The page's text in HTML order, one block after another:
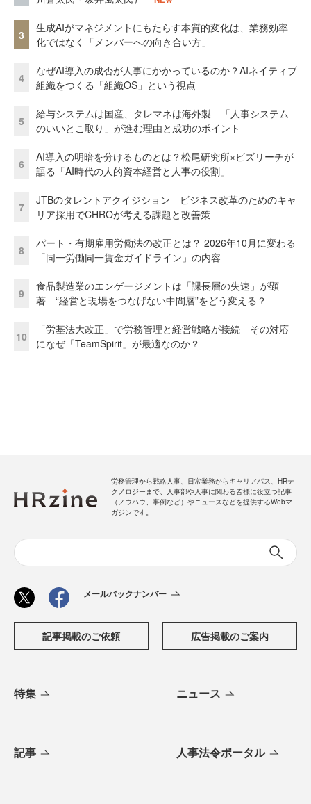
3
生成AIがマネジメントにもたらす本質的変化は、業務効率
化ではなく「メンバーへの向き合い方」
4
なぜAI導入の成否が人事にかかっているのか？AIネイティブ
組織をつくる「組織OS」という視点
5
給与システムは国産、タレマネは海外製 「人事システム
のいいとこ取り」が進む理由と成功のポイント
6
AI導入の明暗を分けるものとは？松尾研究所×ビズリーチが
語る「AI時代の人的資本経営と人事の役割」
7
JTBのタレントアクイジション ビジネス改革のためのキャ
リア採用でCHROが考える課題と改善策
8
パート・有期雇用労働法の改正とは？ 2026年10月に変わる
「同一労働同一賃金ガイドライン」の内容
9
食品製造業のエンゲージメントは「課長層の失速」が顕
著 “経営と現場をつなげない中間層”をどう変える？
10
「労基法大改正」で労務管理と経営戦略が接続 その対応
になぜ「TeamSpirit」が最適なのか？
労務管理から戦略人事、日常業務からキャリアパス、HRテ
クノロジーまで、人事部や人事に関わる皆様に役立つ記事
（ノウハウ、事例など）やニュースなどを提供するWebマ
ガジンです。
メールバックナンバー
記事掲載のご依頼 広告掲載のご案内
特集 ニュース
記事 人事法令ポータル